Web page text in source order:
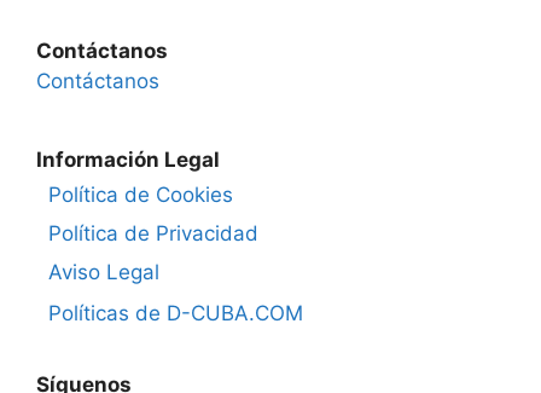
Contáctanos
Contáctanos
Información Legal
Política de Cookies
Política de Privacidad
Aviso Legal
Políticas de D-CUBA.COM
Síguenos